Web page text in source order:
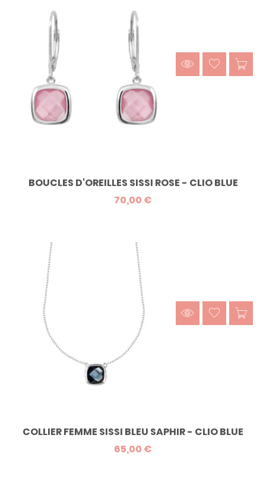
BOUCLES D'OREILLES SISSI ROSE - CLIO BLUE
70,00 €
COLLIER FEMME SISSI BLEU SAPHIR - CLIO BLUE
65,00 €